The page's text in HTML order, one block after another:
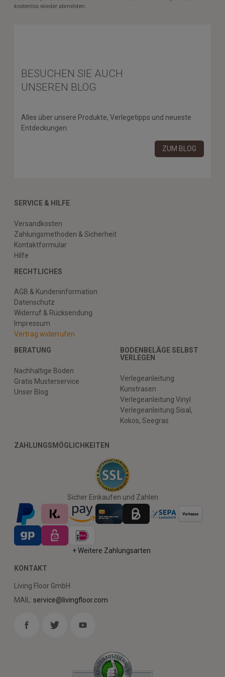
kostenlos wieder abmelden.
BESUCHEN SIE AUCH
UNSEREN BLOG
Alles über unsere Produkte, Verlegetipps und neueste
Entdeckungen.
ZUM BLOG
SERVICE & HILFE
Versandkosten
Zahlungsmethoden & Sicherheit
Kontaktformular
Hilfe
RECHTLICHES
AGB & Kundeninformation
Datenschutz
Widerruf & Rücksendung
Impressum
Vertrag widerrufen
BERATUNG
Nachhaltige Böden
Gratis Musterservice
Unser Blog
BODENBELÄGE SELBST
VERLEGEN
Verlegeanleitung
Kunstrasen
Verlegeanleitung Vinyl
Verlegeanleitung Sisal,
Kokos, Seegras
ZAHLUNGSMÖGLICHKEITEN
Sicher Einkaufen und Zahlen
+ Weitere Zahlungsarten
KONTAKT
Living Floor GmbH
MAIL: service@livingfloor.com